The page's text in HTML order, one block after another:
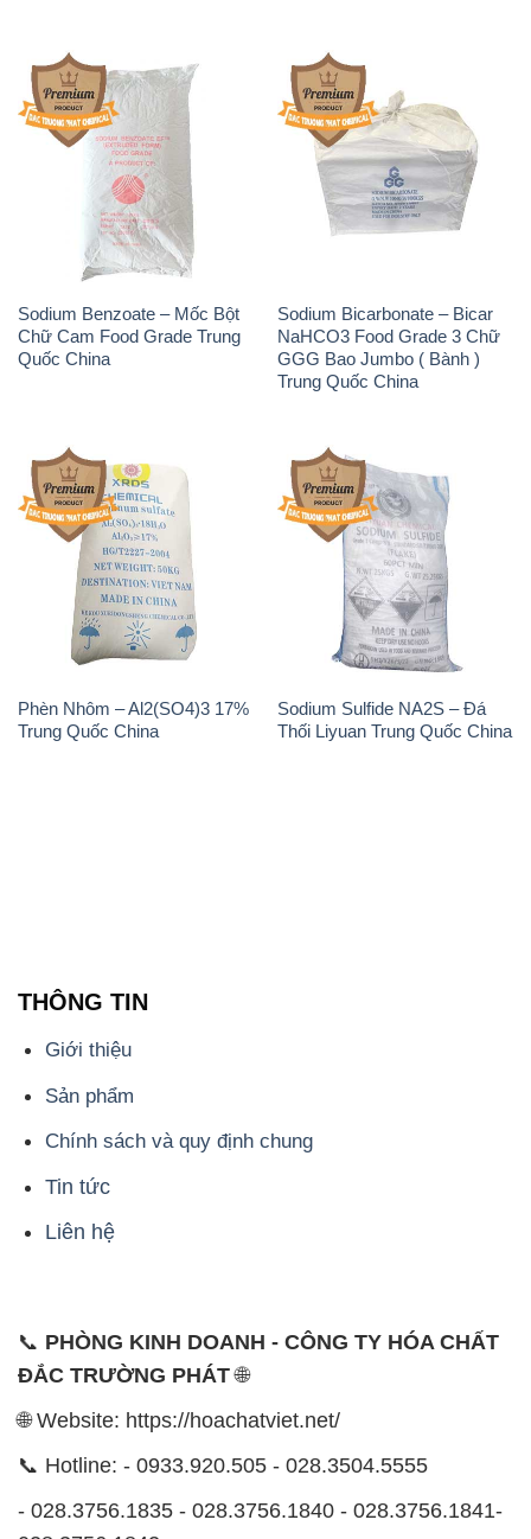
Sodium Benzoate – Mốc Bột
Chữ Cam Food Grade Trung
Quốc China
Sodium Bicarbonate – Bicar
NaHCO3 Food Grade 3 Chữ
GGG Bao Jumbo ( Bành )
Trung Quốc China
Phèn Nhôm – Al2(SO4)3 17%
Trung Quốc China
Sodium Sulfide NA2S – Đá
Thối Liyuan Trung Quốc China
THÔNG TIN
Giới thiệu
Sản phẩm
Chính sách và quy định chung
Tin tức
Liên hệ
📞 PHÒNG KINH DOANH - CÔNG TY HÓA CHẤT
ĐẮC TRƯỜNG PHÁT🌐
🌐 Website: https://hoachatviet.net/
📞 Hotline: - 0933.920.505 - 028.3504.5555
- 028.3756.1835 - 028.3756.1840 - 028.3756.1841-